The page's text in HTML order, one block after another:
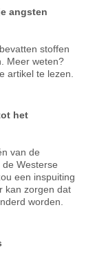
angsten
stoffen
Meer weten?
artikel te lezen.
het
van de
Westerse
een inspuiting
kan zorgen dat
worden.